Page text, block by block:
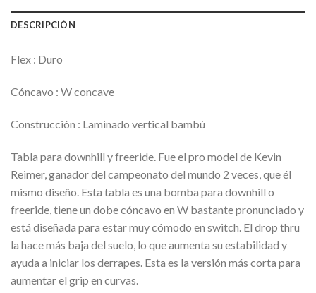
DESCRIPCIÓN
Flex : Duro
Cóncavo : W concave
Construcción : Laminado vertical bambú
Tabla para downhill y freeride. Fue el pro model de Kevin
Reimer, ganador del campeonato del mundo 2 veces, que él
mismo diseño. Esta tabla es una bomba para downhill o
freeride, tiene un dobe cóncavo en W bastante pronunciado y
está diseñada para estar muy cómodo en switch. El drop thru
la hace más baja del suelo, lo que aumenta su estabilidad y
ayuda a iniciar los derrapes. Esta es la versión más corta para
aumentar el grip en curvas.